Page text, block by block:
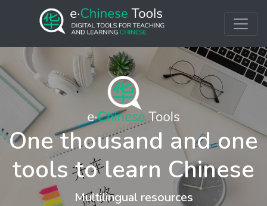
One thousand and one
tools to learn Chinese
Multilingual resources